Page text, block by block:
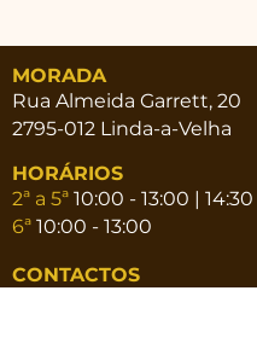
MORADA
Rua Almeida Garrett, 20
2795-012 Linda-a-Velha
HORÁRIOS
2ª a 5ª 10:00 - 13:00 | 14:30
6ª 10:00 - 13:00
CONTACTOS